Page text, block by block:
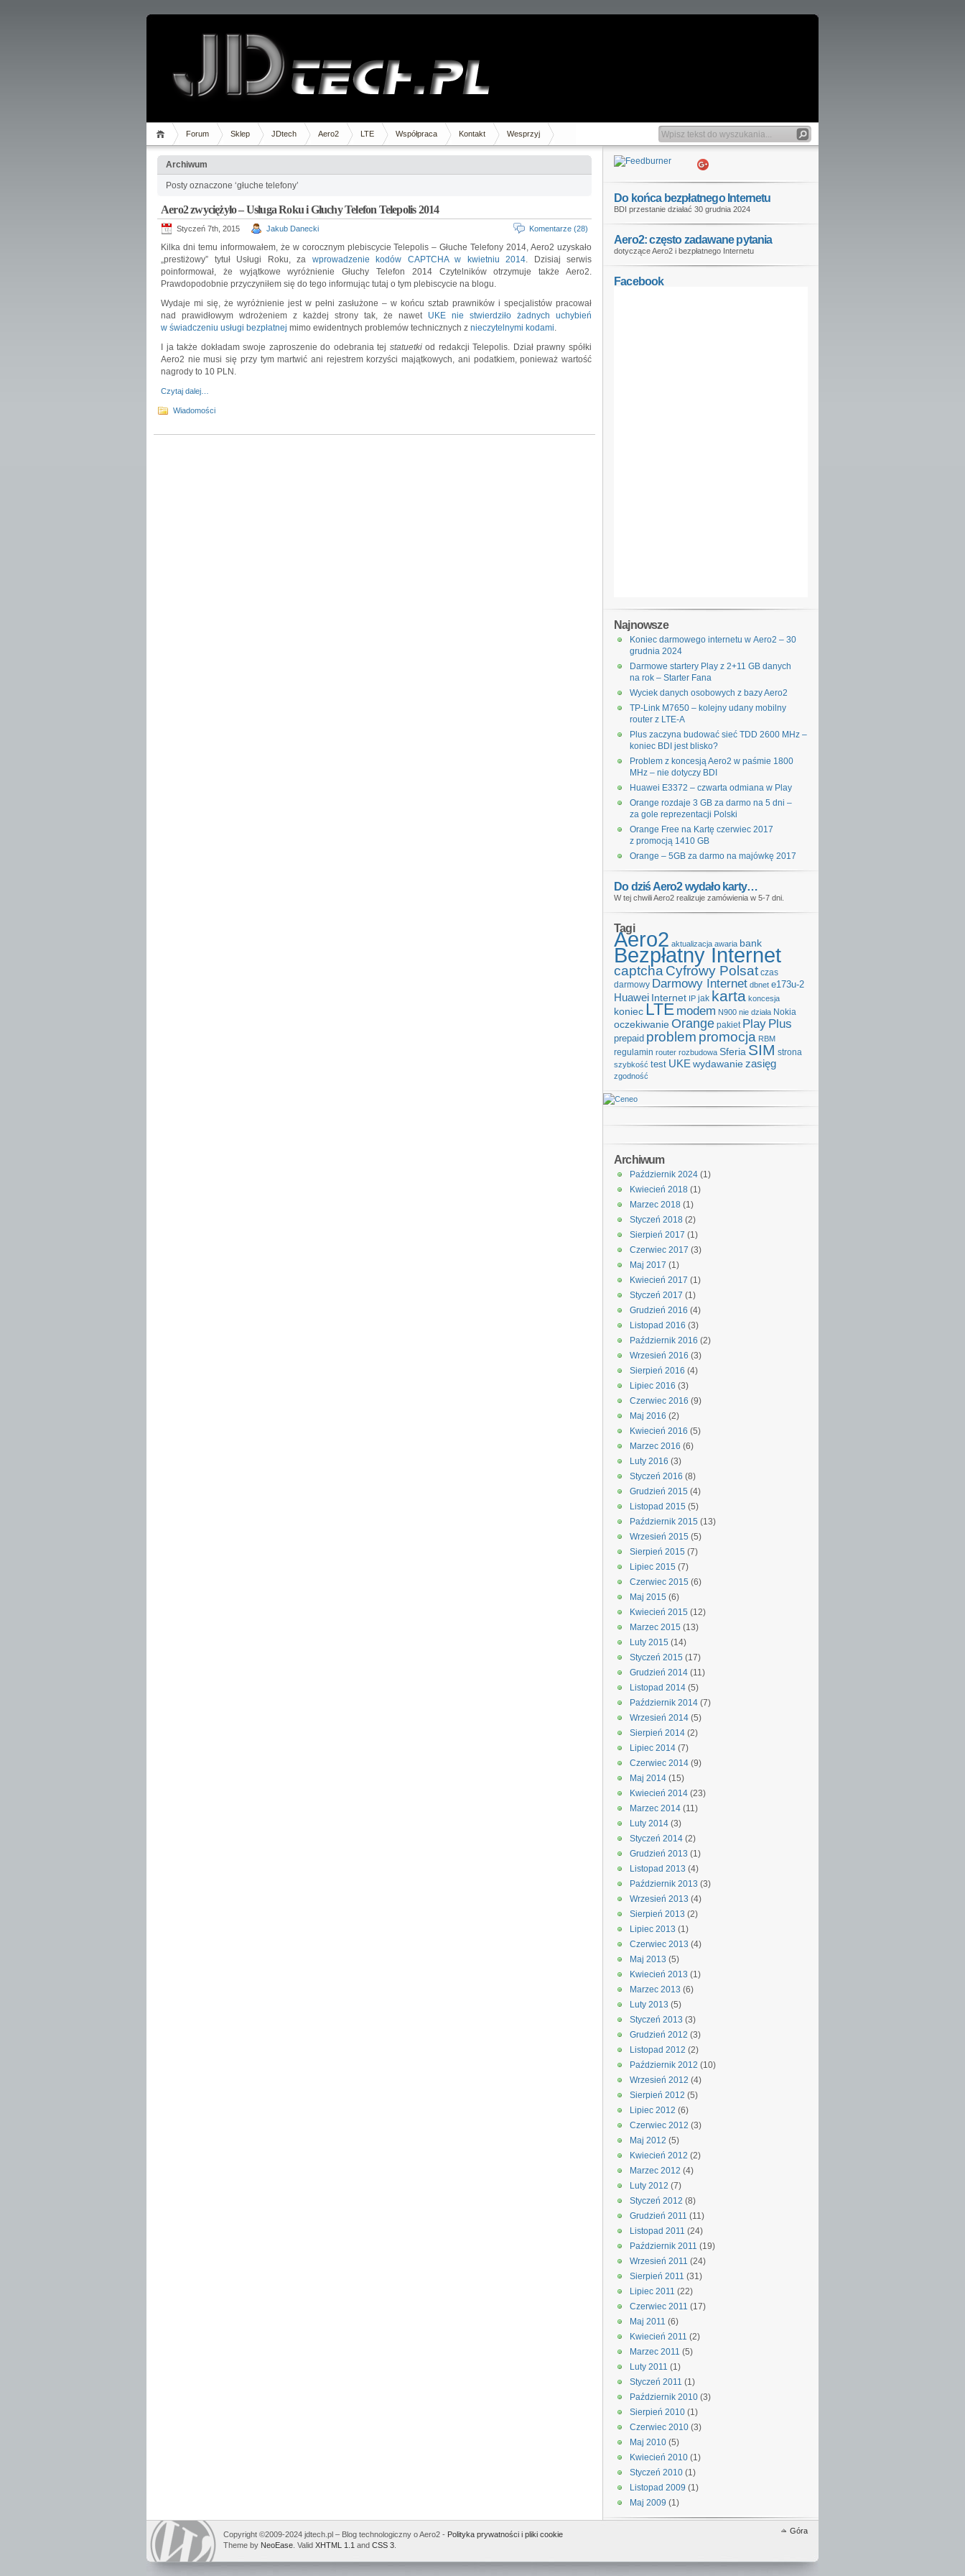
Forum Sklep JDtech Aero2 LTE Współpraca Kontakt Wesprzyj
Archiwum
Posty oznaczone ‘głuche telefony’
Aero2 zwyciężyło – Usługa Roku i Głuchy Telefon Telepolis 2014
Styczeń 7th, 2015 Jakub Danecki Komentarze (28)
Kilka dni temu informowałem, że w corocznym plebiscycie Telepolis – Głuche Telefony 2014, Aero2 uzyskało
„prestiżowy” tytuł Usługi Roku, za wprowadzenie kodów CAPTCHA w kwietniu 2014. Dzisiaj serwis
poinformował, że wyjątkowe wyróżnienie Głuchy Telefon 2014 Czytelników otrzymuje także Aero2.
Prawdopodobnie przyczyniłem się do tego informując tutaj o tym plebiscycie na blogu.
Wydaje mi się, że wyróżnienie jest w pełni zasłużone – w końcu sztab prawników i specjalistów pracował
nad prawidłowym wdrożeniem z każdej strony tak, że nawet UKE nie stwierdziło żadnych uchybień
w świadczeniu usługi bezpłatnej mimo ewidentnych problemów technicznych z nieczytelnymi kodami.
I ja także dokładam swoje zaproszenie do odebrania tej statuetkiod redakcji Telepolis. Dział prawny spółki
Aero2 nie musi się przy tym martwić ani rejestrem korzyści majątkowych, ani podatkiem, ponieważ wartość
nagrody to 10 PLN.
Czytaj dalej…
Wiadomości
Do końca bezpłatnego Internetu
BDI przestanie działać 30 grudnia 2024
Aero2: często zadawane pytania
dotyczące Aero2 i bezpłatnego Internetu
Facebook
Najnowsze
Koniec darmowego internetu w Aero2 – 30
grudnia 2024
Darmowe startery Play z 2+11 GB danych
na rok – Starter Fana
Wyciek danych osobowych z bazy Aero2
TP-Link M7650 – kolejny udany mobilny
router z LTE-A
Plus zaczyna budować sieć TDD 2600 MHz –
koniec BDI jest blisko?
Problem z koncesją Aero2 w paśmie 1800
MHz – nie dotyczy BDI
Huawei E3372 – czwarta odmiana w Play
Orange rozdaje 3 GB za darmo na 5 dni –
za gole reprezentacji Polski
Orange Free na Kartę czerwiec 2017
z promocją 1410 GB
Orange – 5GB za darmo na majówkę 2017
Do dziś Aero2 wydało karty…
W tej chwili Aero2 realizuje zamówienia w 5-7 dni.
Tagi
Aero2 aktualizacja awaria bank
Bezpłatny Internet
captcha Cyfrowy Polsat czas
darmowy Darmowy Internet dbnet e173u-2
Huawei Internet IP jak karta koncesja
koniec LTE modem N900 nie działa Nokia
oczekiwanie Orange pakiet Play Plus
prepaid problem promocja RBM
regulamin router rozbudowa Sferia SIM strona
szybkość test UKE wydawaniezasięg
zgodność
Archiwum
Październik 2024 (1)
Kwiecień 2018 (1)
Marzec 2018 (1)
Styczeń 2018 (2)
Sierpień 2017 (1)
Czerwiec 2017 (3)
Maj 2017 (1)
Kwiecień 2017 (1)
Styczeń 2017 (1)
Grudzień 2016 (4)
Listopad 2016 (3)
Październik 2016 (2)
Wrzesień 2016 (3)
Sierpień 2016 (4)
Lipiec 2016 (3)
Czerwiec 2016 (9)
Maj 2016 (2)
Kwiecień 2016 (5)
Marzec 2016 (6)
Luty 2016 (3)
Styczeń 2016 (8)
Grudzień 2015 (4)
Listopad 2015 (5)
Październik 2015 (13)
Wrzesień 2015 (5)
Sierpień 2015 (7)
Lipiec 2015 (7)
Czerwiec 2015 (6)
Maj 2015 (6)
Kwiecień 2015 (12)
Marzec 2015 (13)
Luty 2015 (14)
Styczeń 2015 (17)
Grudzień 2014 (11)
Listopad 2014 (5)
Październik 2014 (7)
Wrzesień 2014 (5)
Sierpień 2014 (2)
Lipiec 2014 (7)
Czerwiec 2014 (9)
Maj 2014 (15)
Kwiecień 2014 (23)
Marzec 2014 (11)
Luty 2014 (3)
Styczeń 2014 (2)
Grudzień 2013 (1)
Listopad 2013 (4)
Październik 2013 (3)
Wrzesień 2013 (4)
Sierpień 2013 (2)
Lipiec 2013 (1)
Czerwiec 2013 (4)
Maj 2013 (5)
Kwiecień 2013 (1)
Marzec 2013 (6)
Luty 2013 (5)
Styczeń 2013 (3)
Grudzień 2012 (3)
Listopad 2012 (2)
Październik 2012 (10)
Wrzesień 2012 (4)
Sierpień 2012 (5)
Lipiec 2012 (6)
Czerwiec 2012 (3)
Maj 2012 (5)
Kwiecień 2012 (2)
Marzec 2012 (4)
Luty 2012 (7)
Styczeń 2012 (8)
Grudzień 2011 (11)
Listopad 2011 (24)
Październik 2011 (19)
Wrzesień 2011 (24)
Sierpień 2011 (31)
Lipiec 2011 (22)
Czerwiec 2011 (17)
Maj 2011 (6)
Kwiecień 2011 (2)
Marzec 2011 (5)
Luty 2011 (1)
Styczeń 2011 (1)
Październik 2010 (3)
Sierpień 2010 (1)
Czerwiec 2010 (3)
Maj 2010 (5)
Kwiecień 2010 (1)
Styczeń 2010 (1)
Listopad 2009 (1)
Maj 2009 (1)
Góra
Copyright ©2009-2024 jdtech.pl – Blog technologiczny o Aero2 - Polityka prywatności i pliki cookie
Theme by NeoEase . Valid XHTML 1.1 and CSS 3